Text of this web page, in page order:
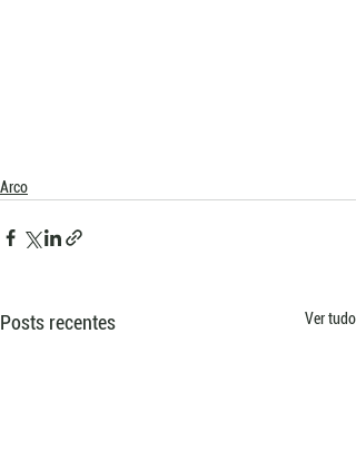
Arco
Posts recentes Ver tudo